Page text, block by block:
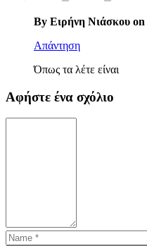
By Ειρήνη Νιάσκου on
Απάντηση
Όπως τα λέτε είναι
Αφήστε ένα σχόλιο